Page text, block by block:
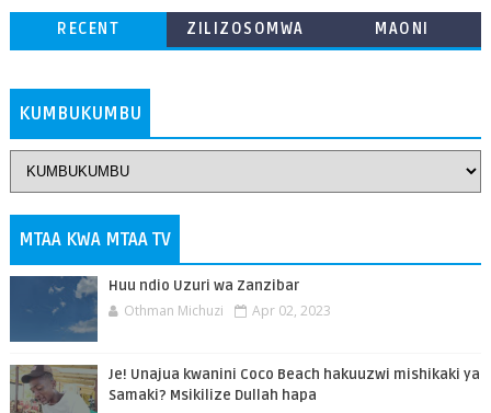
RECENT
ZILIZOSOMWA
MAONI
KUMBUKUMBU
MTAA KWA MTAA TV
Huu ndio Uzuri wa Zanzibar
Othman Michuzi Apr 02, 2023
Je! Unajua kwanini Coco Beach hakuuzwi mishikaki ya
Samaki? Msikilize Dullah hapa